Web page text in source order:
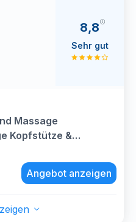
Massage
Kopfstütze &
Stützpolste fur
8,8
Sehr gut
Angebot anzeigen